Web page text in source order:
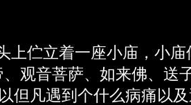
伫立着一座小庙，小庙
观音菩萨、如来佛、送
但凡遇到个什么病痛以